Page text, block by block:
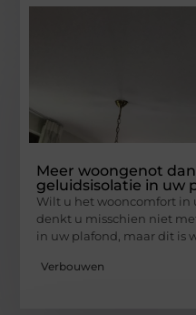
Meer woongenot
geluidsisolatie in uw
Wilt u het wooncomfort in
denkt u misschien niet
in uw plafond, maar dit is
Verbouwen